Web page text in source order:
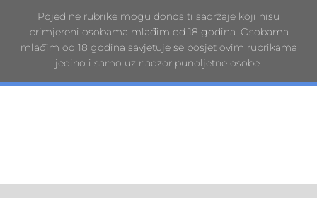
Pojedine rubrike mogu donositi sadržaje koji nisu
primjereni osobama mlađim od 18 godina. Osobama
mlađim od 18 godina savjetuje se posjet ovim rubrikama
jedino i samo uz nadzor punoljetne osobe.